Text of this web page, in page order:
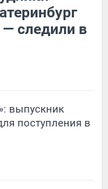
следили в
выпускник
поступления в